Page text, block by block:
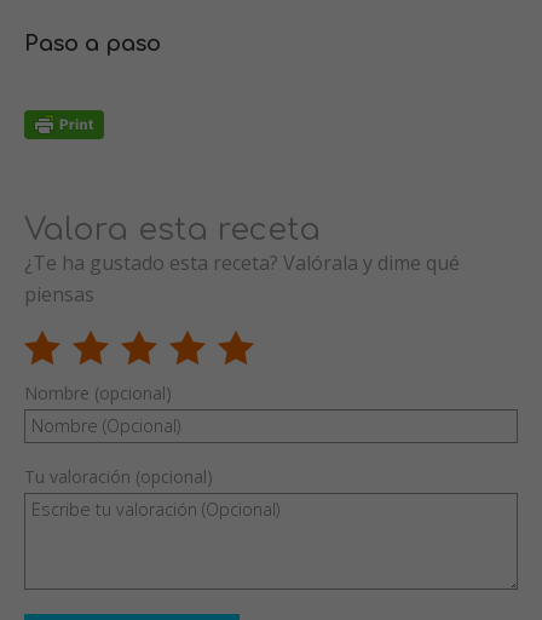
Paso a paso
Valora esta receta
¿Te ha gustado esta receta? Valórala y dime qué
piensas
Nombre (opcional)
Tu valoración (opcional)